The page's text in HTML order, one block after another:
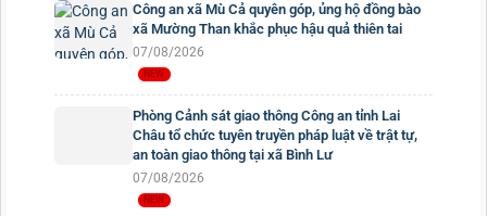
Công an xã Mù Cả quyên góp, ủng hộ đồng bào
xã Mường Than khắc phục hậu quả thiên tai
07/08/2026
Phòng Cảnh sát giao thông Công an tỉnh Lai
Châu tổ chức tuyên truyền pháp luật về trật tự,
an toàn giao thông tại xã Bình Lư
07/08/2026